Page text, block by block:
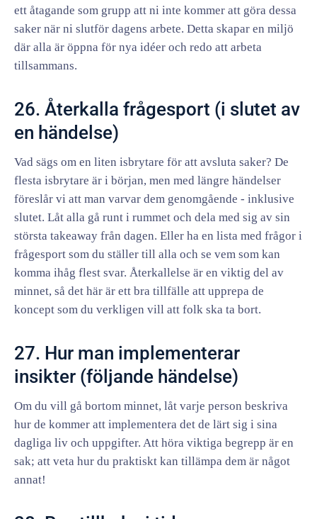
ett åtagande som grupp att ni inte kommer att göra dessa
saker när ni slutför dagens arbete. Detta skapar en miljö
där alla är öppna för nya idéer och redo att arbeta
tillsammans.
26. Återkalla frågesport (i slutet av
en händelse)
Vad sägs om en liten isbrytare för att avsluta saker? De
flesta isbrytare är i början, men med längre händelser
föreslår vi att man varvar dem genomgående - inklusive
slutet. Låt alla gå runt i rummet och dela med sig av sin
största takeaway från dagen. Eller ha en lista med frågor i
frågesport som du ställer till alla och se vem som kan
komma ihåg flest svar. Återkallelse är en viktig del av
minnet, så det här är ett bra tillfälle att upprepa de
koncept som du verkligen vill att folk ska ta bort.
27. Hur man implementerar
insikter (följande händelse)
Om du vill gå bortom minnet, låt varje person beskriva
hur de kommer att implementera det de lärt sig i sina
dagliga liv och uppgifter. Att höra viktiga begrepp är en
sak; att veta hur du praktiskt kan tillämpa dem är något
annat!